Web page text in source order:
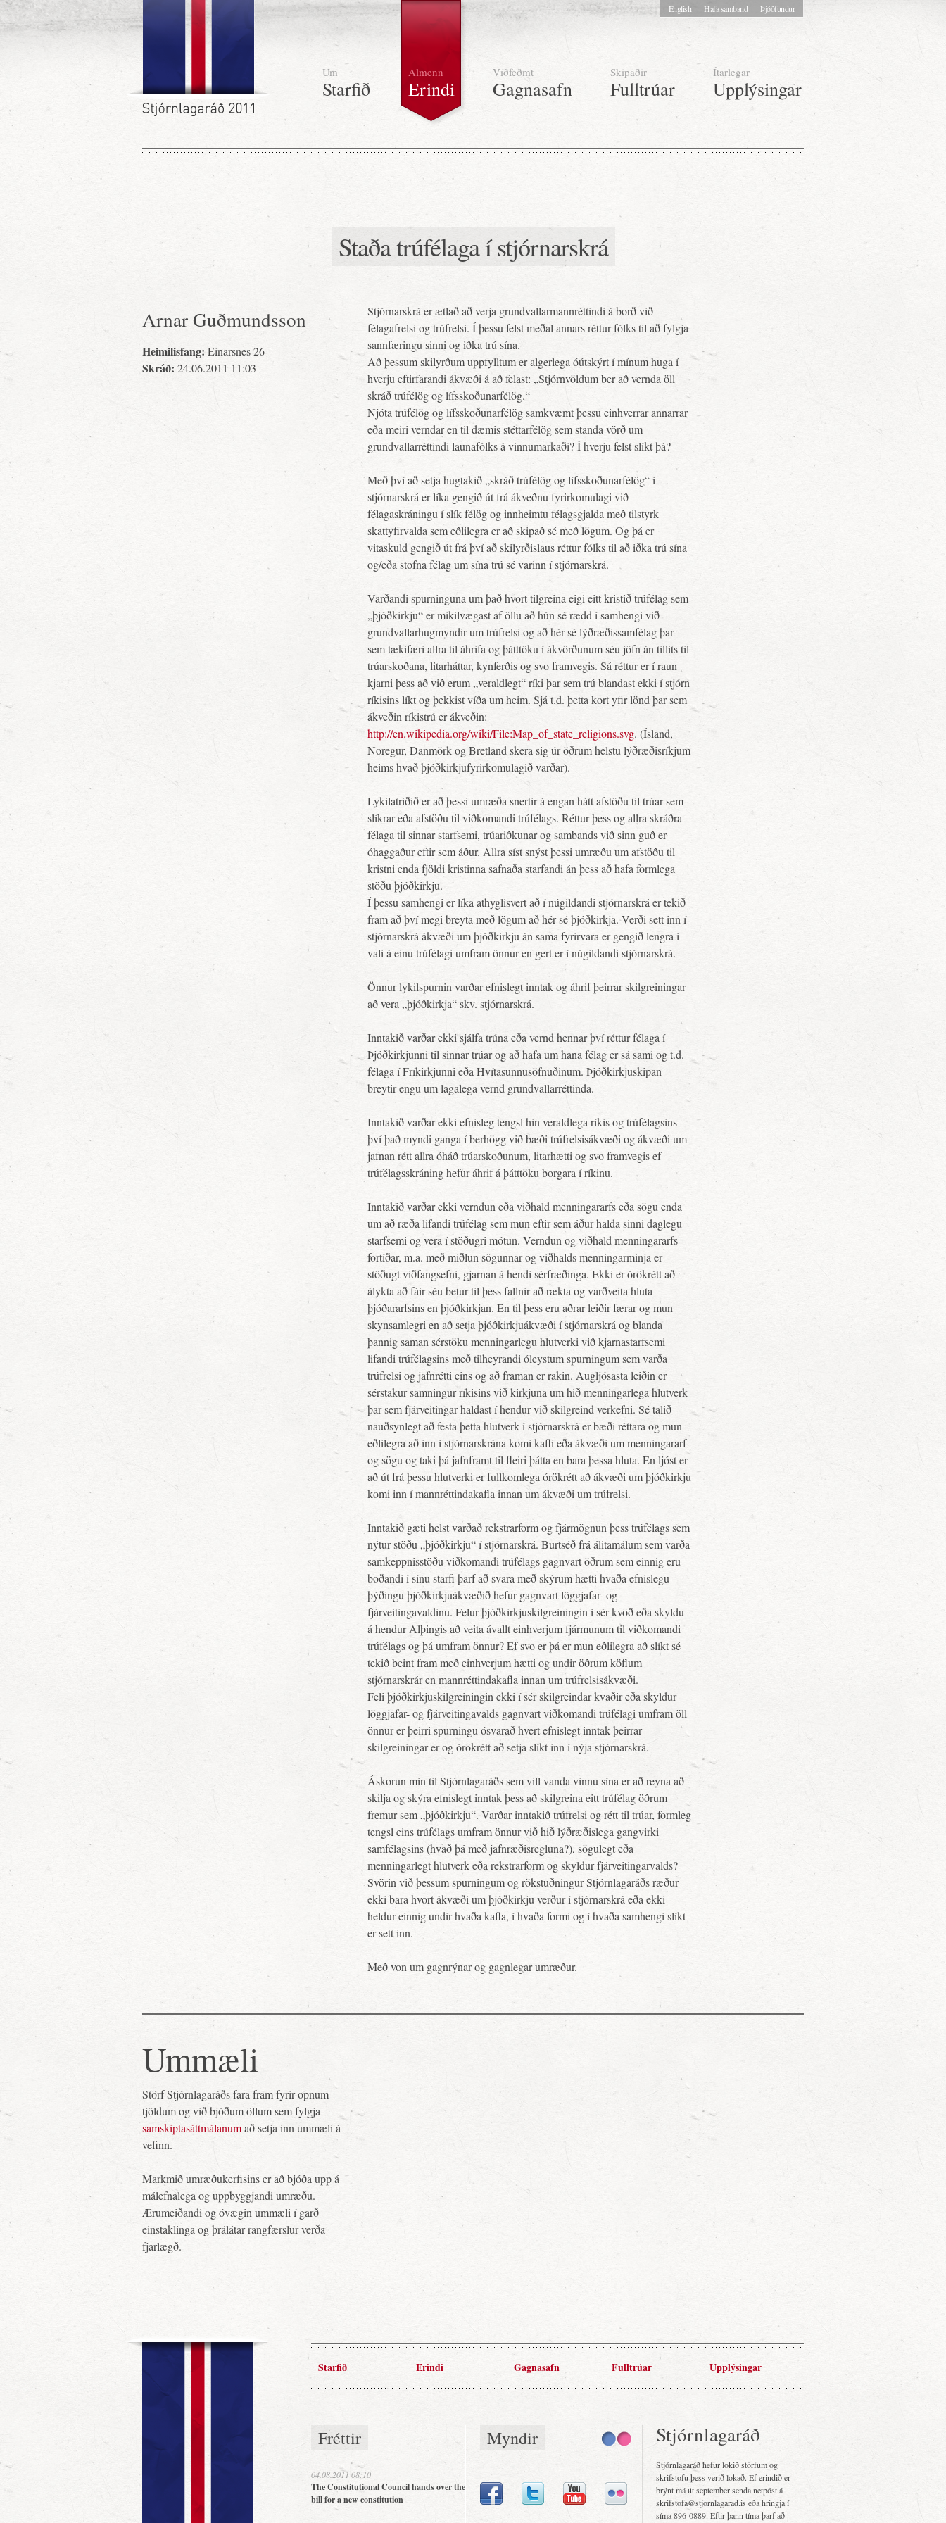
Um
Starfið
Almenn
Erindi
Víðfeðmt
Gagnasafn
Skipaðir
Fulltrúar
Ítarlegar
Upplýsingar
English Hafa samband Þjóðfundur
Staða trúfélaga í stjórnarskrá
Arnar Guðmundsson
Heimilisfang: Einarsnes 26
Skráð: 24.06.2011 11:03
Stjórnarskrá er ætlað að verja grundvallarmannréttindi á borð við
félagafrelsi og trúfrelsi. Í þessu felst meðal annars réttur fólks til að fylgja
sannfæringu sinni og iðka trú sína.
Að þessum skilyrðum uppfylltum er algerlega óútskýrt í mínum huga í
hverju eftirfarandi ákvæði á að felast: „Stjórnvöldum ber að vernda öll
skráð trúfélög og lífsskoðunarfélög.“
Njóta trúfélög og lífsskoðunarfélög samkvæmt þessu einhverrar annarrar
eða meiri verndar en til dæmis stéttarfélög sem standa vörð um
grundvallarréttindi launafólks á vinnumarkaði? Í hverju felst slíkt þá?
Með því að setja hugtakið „skráð trúfélög og lífsskoðunarfélög“ í
stjórnarskrá er líka gengið út frá ákveðnu fyrirkomulagi við
félagaskráningu í slík félög og innheimtu félagsgjalda með tilstyrk
skattyfirvalda sem eðlilegra er að skipað sé með lögum. Og þá er
vitaskuld gengið út frá því að skilyrðislaus réttur fólks til að iðka trú sína
og/eða stofna félag um sína trú sé varinn í stjórnarskrá.
Varðandi spurninguna um það hvort tilgreina eigi eitt kristið trúfélag sem
„þjóðkirkju“ er mikilvægast af öllu að hún sé rædd í samhengi við
grundvallarhugmyndir um trúfrelsi og að hér sé lýðræðissamfélag þar
sem tækifæri allra til áhrifa og þátttöku í ákvörðunum séu jöfn án tillits til
trúarskoðana, litarháttar, kynferðis og svo framvegis. Sá réttur er í raun
kjarni þess að við erum „veraldlegt“ ríki þar sem trú blandast ekki í stjórn
ríkisins líkt og þekkist víða um heim. Sjá t.d. þetta kort yfir lönd þar sem
ákveðin ríkistrú er ákveðin:
http://en.wikipedia.org/wiki/File:Map_of_state_religions.svg. (Ísland,
Noregur, Danmörk og Bretland skera sig úr öðrum helstu lýðræðisríkjum
heims hvað þjóðkirkjufyrirkomulagið varðar).
Lykilatriðið er að þessi umræða snertir á engan hátt afstöðu til trúar sem
slíkrar eða afstöðu til viðkomandi trúfélags. Réttur þess og allra skráðra
félaga til sinnar starfsemi, trúariðkunar og sambands við sinn guð er
óhaggaður eftir sem áður. Allra síst snýst þessi umræðu um afstöðu til
kristni enda fjöldi kristinna safnaða starfandi án þess að hafa formlega
stöðu þjóðkirkju.
Í þessu samhengi er líka athyglisvert að í núgildandi stjórnarskrá er tekið
fram að því megi breyta með lögum að hér sé þjóðkirkja. Verði sett inn í
stjórnarskrá ákvæði um þjóðkirkju án sama fyrirvara er gengið lengra í
vali á einu trúfélagi umfram önnur en gert er í núgildandi stjórnarskrá.
Önnur lykilspurnin varðar efnislegt inntak og áhrif þeirrar skilgreiningar
að vera „þjóðkirkja“ skv. stjórnarskrá.
Inntakið varðar ekki sjálfa trúna eða vernd hennar því réttur félaga í
Þjóðkirkjunni til sinnar trúar og að hafa um hana félag er sá sami og t.d.
félaga í Fríkirkjunni eða Hvítasunnusöfnuðinum. Þjóðkirkjuskipan
breytir engu um lagalega vernd grundvallarréttinda.
Inntakið varðar ekki efnisleg tengsl hin veraldlega ríkis og trúfélagsins
því það myndi ganga í berhögg við bæði trúfrelsisákvæði og ákvæði um
jafnan rétt allra óháð trúarskoðunum, litarhætti og svo framvegis ef
trúfélagsskráning hefur áhrif á þátttöku borgara í ríkinu.
Inntakið varðar ekki verndun eða viðhald menningararfs eða sögu enda
um að ræða lifandi trúfélag sem mun eftir sem áður halda sinni daglegu
starfsemi og vera í stöðugri mótun. Verndun og viðhald menningararfs
fortíðar, m.a. með miðlun sögunnar og viðhalds menningarminja er
stöðugt viðfangsefni, gjarnan á hendi sérfræðinga. Ekki er órökrétt að
álykta að fáir séu betur til þess fallnir að rækta og varðveita hluta
þjóðararfsins en þjóðkirkjan. En til þess eru aðrar leiðir færar og mun
skynsamlegri en að setja þjóðkirkjuákvæði í stjórnarskrá og blanda
þannig saman sérstöku menningarlegu hlutverki við kjarnastarfsemi
lifandi trúfélagsins með tilheyrandi óleystum spurningum sem varða
trúfrelsi og jafnrétti eins og að framan er rakin. Augljósasta leiðin er
sérstakur samningur ríkisins við kirkjuna um hið menningarlega hlutverk
þar sem fjárveitingar haldast í hendur við skilgreind verkefni. Sé talið
nauðsynlegt að festa þetta hlutverk í stjórnarskrá er bæði réttara og mun
eðlilegra að inn í stjórnarskrána komi kafli eða ákvæði um menningararf
og sögu og taki þá jafnframt til fleiri þátta en bara þessa hluta. En ljóst er
að út frá þessu hlutverki er fullkomlega órökrétt að ákvæði um þjóðkirkju
komi inn í mannréttindakafla innan um ákvæði um trúfrelsi.
Inntakið gæti helst varðað rekstrarform og fjármögnun þess trúfélags sem
nýtur stöðu „þjóðkirkju“ í stjórnarskrá. Burtséð frá álitamálum sem varða
samkeppnisstöðu viðkomandi trúfélags gagnvart öðrum sem einnig eru
boðandi í sínu starfi þarf að svara með skýrum hætti hvaða efnislegu
þýðingu þjóðkirkjuákvæðið hefur gagnvart löggjafar- og
fjárveitingavaldinu. Felur þjóðkirkjuskilgreiningin í sér kvöð eða skyldu
á hendur Alþingis að veita ávallt einhverjum fjármunum til viðkomandi
trúfélags og þá umfram önnur? Ef svo er þá er mun eðlilegra að slíkt sé
tekið beint fram með einhverjum hætti og undir öðrum köflum
stjórnarskrár en mannréttindakafla innan um trúfrelsisákvæði.
Feli þjóðkirkjuskilgreiningin ekki í sér skilgreindar kvaðir eða skyldur
löggjafar- og fjárveitingavalds gagnvart viðkomandi trúfélagi umfram öll
önnur er þeirri spurningu ósvarað hvert efnislegt inntak þeirrar
skilgreiningar er og órökrétt að setja slíkt inn í nýja stjórnarskrá.
Áskorun mín til Stjórnlagaráðs sem vill vanda vinnu sína er að reyna að
skilja og skýra efnislegt inntak þess að skilgreina eitt trúfélag öðrum
fremur sem „þjóðkirkju“. Varðar inntakið trúfrelsi og rétt til trúar, formleg
tengsl eins trúfélags umfram önnur við hið lýðræðislega gangvirki
samfélagsins (hvað þá með jafnræðisregluna?), sögulegt eða
menningarlegt hlutverk eða rekstrarform og skyldur fjárveitingarvalds?
Svörin við þessum spurningum og rökstuðningur Stjórnlagaráðs ræður
ekki bara hvort ákvæði um þjóðkirkju verður í stjórnarskrá eða ekki
heldur einnig undir hvaða kafla, í hvaða formi og í hvaða samhengi slíkt
er sett inn.
Með von um gagnrýnar og gagnlegar umræður.
Ummæli
Störf Stjórnlagaráðs fara fram fyrir opnum
tjöldum og við bjóðum öllum sem fylgja
samskiptasáttmálanumað setja inn ummæli á
vefinn.
Markmið umræðukerfisins er að bjóða upp á
málefnalega og uppbyggjandi umræðu.
Ærumeiðandi og óvægin ummæli í garð
einstaklinga og þrálátar rangfærslur verða
fjarlægð.
Starfið Erindi Gagnasafn Fulltrúar Upplýsingar
Fréttir
04.08.2011 08:10
The Constitutional Council hands over the
bill for a new constitution
Myndir Stjórnlagaráð
Stjórnlagaráð hefur lokið störfum og
skrifstofu þess verið lokað. Ef erindið er
brýnt má út september senda netpóst á
skrifstofa@stjornlagarad.is eða hringja í
síma 896-0889. Eftir þann tíma þarf að